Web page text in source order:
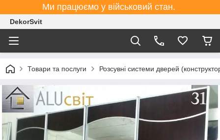
Ми працюємо у військовий стан.
DekorSvit
Товари та послуги Розсувні системи дверей